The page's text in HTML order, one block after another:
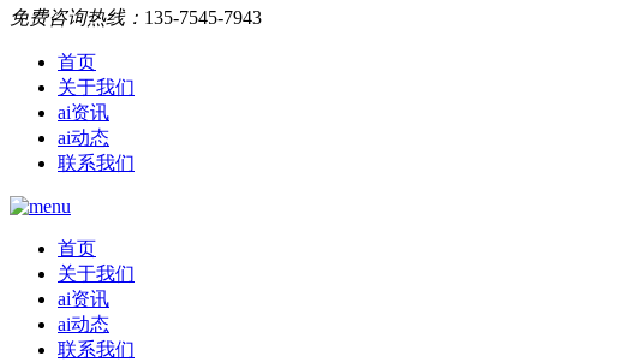
免费咨询热线： 135-7545-7943
首页
关于我们
ai资讯
ai动态
联系我们
首页
关于我们
ai资讯
ai动态
联系我们